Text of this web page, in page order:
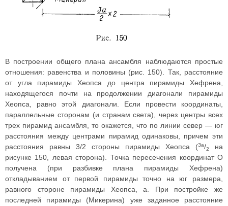
В построении общего плана ансамбля наблюдаются простые
отношения: равенства и половины (рис. 150). Так, расстояние
от угла пирамиды Хеопса до центра пирамиды Хефрена,
находящегося почти на продолжении диагонали пирамиды
Хеопса, равно этой диагонали. Если провести координаты,
параллельные сторонам (и странам света), через центры всех
трех пирамид ансамбля, то окажется, что по линии север — юг
расстояния между центрами пирамид одинаковы, причем эти
расстояния равны 3/2 стороны пирамиды Хеопса (За/2
на
рисунке 150, левая сторона). Точка пересечения координат О
получена (при разбивке плана пирамиды Хефрена)
откладыванием от первой пирамиды точно на юг размера,
равного стороне пирамиды Хеопса, а. При постройке же
последней пирамиды (Микерина) уже заданное расстояние